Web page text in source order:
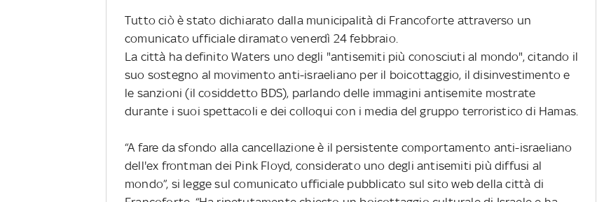
Tutto ciò è stato dichiarato dalla municipalità di Francoforte attraverso un
comunicato ufficiale diramato venerdì 24 febbraio.
La città ha definito Waters uno degli "antisemiti più conosciuti al mondo", citando il
suo sostegno al movimento anti-israeliano per il boicottaggio, il disinvestimento e
le sanzioni (il cosiddetto BDS), parlando delle immagini antisemite mostrate
durante i suoi spettacoli e dei colloqui con i media del gruppo terroristico di Hamas.
“A fare da sfondo alla cancellazione è il persistente comportamento anti-israeliano
dell'ex frontman dei Pink Floyd, considerato uno degli antisemiti più diffusi al
mondo”, si legge sul comunicato ufficiale pubblicato sul sito web della città di